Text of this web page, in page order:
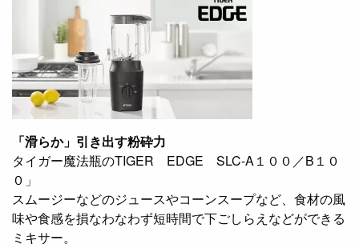
「滑らか」引き出す粉砕力
タイガー魔法瓶のTIGER EDGE SLC-A１００／B１０
０」
スムージーなどのジュースやコーンスープなど、食材の風
味や食感を損なわなわず短時間で下ごしらえなどができる
ミキサー。